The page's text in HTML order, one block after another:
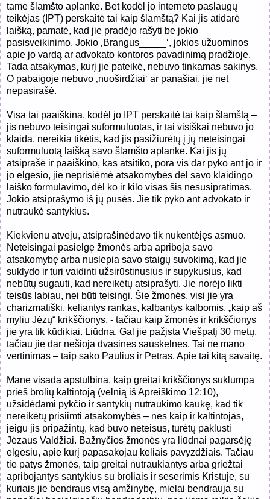
tame šlamšto aplanke. Bet kodėl jo interneto paslaugų
teikėjas (IPT) perskaitė tai kaip šlamštą? Kai jis atidarė
laišką, pamatė, kad jie pradėjo rašyti be jokio
pasisveikinimo. Jokio ‚Brangus_____‘, jokios užuominos
apie jo vardą ar advokato kontoros pavadinimą pradžioje.
Tada atsakymas, kurį jie pateikė, nebuvo tinkamas sakinys.
O pabaigoje nebuvo ‚nuoširdžiai‘ ar panašiai, jie net
nepasirašė.
Visa tai paaiškina, kodėl jo IPT perskaitė tai kaip šlamštą –
jis nebuvo teisingai suformuluotas, ir tai visiškai nebuvo jo
klaida, nereikia tikėtis, kad jis pasižiūrėtų į jų neteisingai
suformuluotą laišką savo šlamšto aplanke. Kai jis jų
atsiprašė ir paaiškino, kas atsitiko, pora vis dar pyko ant jo ir
jo elgesio, jie neprisiėmė atsakomybės dėl savo klaidingo
laiško formulavimo, dėl ko ir kilo visas šis nesusipratimas.
Jokio atsiprašymo iš jų pusės. Jie tik pyko ant advokato ir
nutraukė santykius.
Kiekvienu atveju, atsiprašinėdavo tik nukentėjęs asmuo.
Neteisingai pasielgę žmonės arba apriboja savo
atsakomybę arba nuslepia savo staigų suvokimą, kad jie
suklydo ir turi vaidinti užsirūstinusius ir supykusius, kad
nebūtų sugauti, kad nereikėtų atsiprašyti. Jie norėjo likti
teisūs labiau, nei būti teisingi. Šie žmonės, visi jie yra
charizmatiški, keliantys rankas, kalbantys kalbomis, „kaip aš
myliu Jėzų“ krikščionys, - tačiau kaip žmonės ir krikščionys
jie yra tik kūdikiai. Liūdna. Gal jie pažįsta Viešpatį 30 metų,
tačiau jie dar nešioja dvasines sauskelnes. Tai ne mano
vertinimas – taip sako Paulius ir Petras. Apie tai kitą savaitę.
Mane visada apstulbina, kaip greitai krikščionys suklumpa
prieš brolių kaltintoją (velnią iš Apreiškimo 12:10),
užsidėdami pykčio ir santykių nutraukimo kaukę, kad tik
nereikėtų prisiimti atsakomybės – nes kaip ir kaltintojas,
jeigu jis pripažintų, kad buvo neteisus, turėtų paklusti
Jėzaus Valdžiai. Bažnyčios žmonės yra liūdnai pagarsėję
elgesiu, apie kurį papasakojau keliais pavyzdžiais. Tačiau
tie patys žmonės, taip greitai nutraukiantys arba griežtai
apribojantys santykius su broliais ir seserimis Kristuje, su
kuriais jie bendraus visą amžinybę, mielai bendrauja su